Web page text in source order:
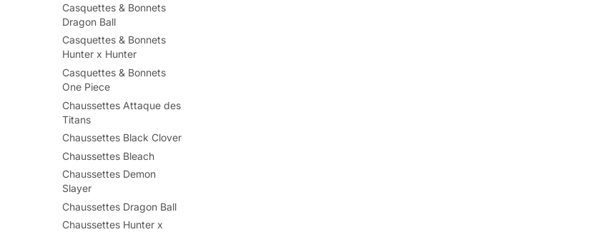
Casquettes & Bonnets
Dragon Ball
Casquettes & Bonnets
Hunter x Hunter
Casquettes & Bonnets
One Piece
Chaussettes Attaque des
Titans
Chaussettes Black Clover
Chaussettes Bleach
Chaussettes Demon
Slayer
Chaussettes Dragon Ball
Chaussettes Hunter x